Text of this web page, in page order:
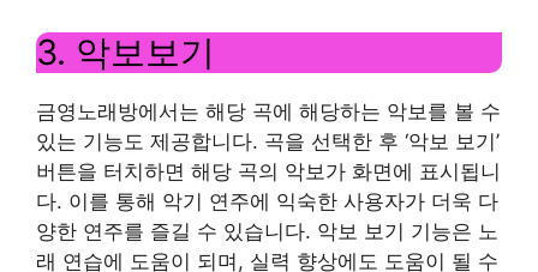
3. 악보보기
금영노래방에서는 해당 곡에 해당하는 악보를 볼 수
있는 기능도 제공합니다. 곡을 선택한 후 ‘악보 보기’
버튼을 터치하면 해당 곡의 악보가 화면에 표시됩니
다. 이를 통해 악기 연주에 익숙한 사용자가 더욱 다
양한 연주를 즐길 수 있습니다. 악보 보기 기능은 노
래 연습에 도움이 되며, 실력 향상에도 도움이 될 수